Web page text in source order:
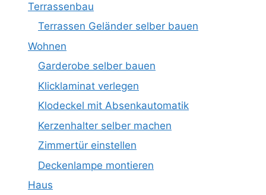
Terrassenbau
Terrassen Geländer selber bauen
Wohnen
Garderobe selber bauen
Klicklaminat verlegen
Klodeckel mit Absenkautomatik
Kerzenhalter selber machen
Zimmertür einstellen
Deckenlampe montieren
Haus